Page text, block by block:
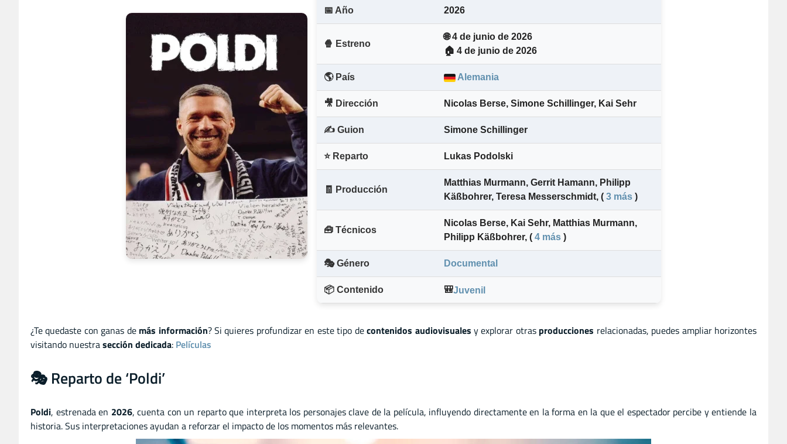
📅 Año 2026
🍿 Estreno
🌐 4 de junio de 2026
🏠 4 de junio de 2026
🌎 País Alemania
🎥 Dirección Nicolas Berse, Simone Schillinger, Kai Sehr
✍️ Guion Simone Schillinger
⭐ Reparto Lukas Podolski
🧾 Producción
Matthias Murmann, Gerrit Hamann, Philipp
Käßbohrer, Teresa Messerschmidt, ( 3 más )
🧰 Técnicos
Nicolas Berse, Kai Sehr, Matthias Murmann,
Philipp Käßbohrer, ( 4 más )
🎭 Género Documental
📦 Contenido 🎒Juvenil
¿Te quedaste con ganas de más información? Si quieres profundizar en este tipo decontenidos audiovisuales y explorar otras producciones relacionadas, puedes ampliar horizontes
visitando nuestrasección dedicada: Películas
🎭 Reparto de ‘Poldi’
Poldi, estrenada en 2026, cuenta con un reparto que interpreta los personajes clave de la película, influyendo directamente en la forma en la que el espectador percibe y entiende la
historia. Sus interpretaciones ayudan a reforzar el impacto de los momentos más relevantes.